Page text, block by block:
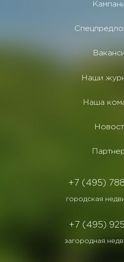
Наши
Наша
+7 (495)
городская
+7 (495)
загородная